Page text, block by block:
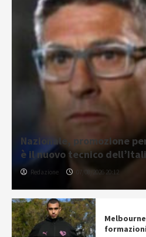
Nazionale, promozione
è il nuovo tecnico
Redazione 07/08/2026 20:12